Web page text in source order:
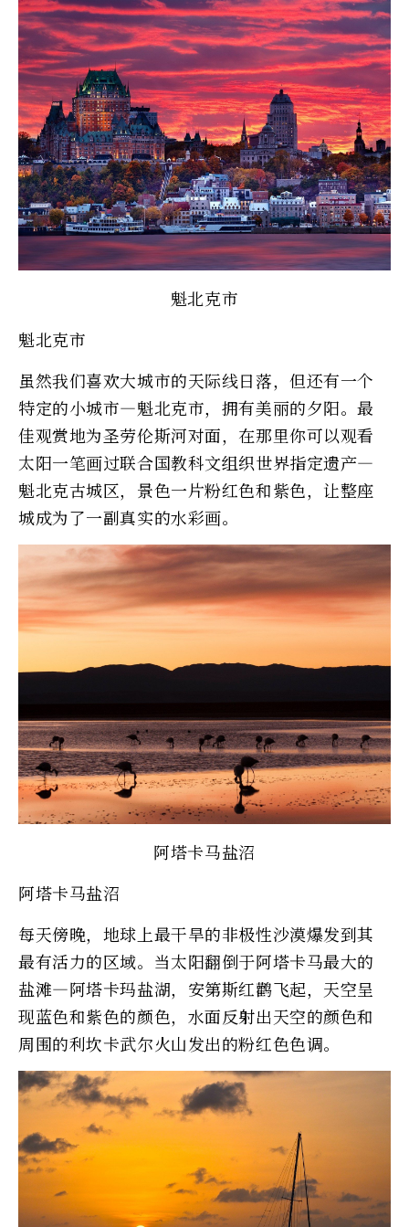
魁北克市
魁北克市
虽然我们喜欢大城市的天际线日落，但还有一个
特定的小城市—魁北克市，拥有美丽的夕阳。最
佳观赏地为圣劳伦斯河对面，在那里你可以观看
太阳一笔画过联合国教科文组织世界指定遗产—
魁北克古城区，景色一片粉红色和紫色，让整座
城成为了一副真实的水彩画。
阿塔卡马盐沼
阿塔卡马盐沼
每天傍晚，地球上最干旱的非极性沙漠爆发到其
最有活力的区域。当太阳翻倒于阿塔卡马最大的
盐滩—阿塔卡玛盐湖，安第斯红鹳飞起，天空呈
现蓝色和紫色的颜色，水面反射出天空的颜色和
周围的利坎卡武尔火山发出的粉红色色调。